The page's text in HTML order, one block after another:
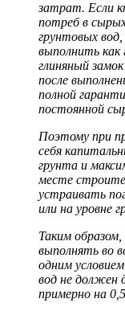
затрат. Если
потреб в
грунтовых
выполнить как
глиняный
после
полной
постоянной
Поэтому при
себя
грунта и
месте
устраивать
или на уровне
Таким
выполнять во
одним
вод не должен
примерно на